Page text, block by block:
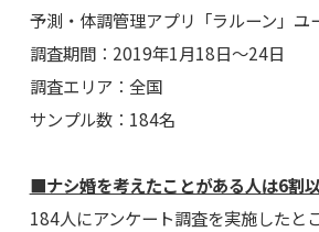
予測・体調管理アプリ「ラルーン」ユ
調査期間：2019年1月18日～24日
調査エリア：全国
サンプル数：184名
■ナシ婚を考えたことがある人は6割
184人にアンケート調査を実施したと